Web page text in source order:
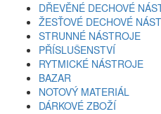
DŘEVĚNÉ DECHOVÉ
ŽESŤOVÉ DECHOVÉ
STRUNNÉ NÁSTROJE
PŘÍSLUŠENSTVÍ
RYTMICKÉ NÁSTROJE
BAZAR
NOTOVÝ MATERIÁL
DÁRKOVÉ ZBOŽÍ